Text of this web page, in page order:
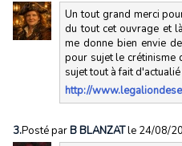
Un tout grand merci
du tout cet ouvrage et
me donne bien envie
pour sujet le crétinisme
sujet tout à fait
http://
3.Posté parB BLANZATle 24/08/